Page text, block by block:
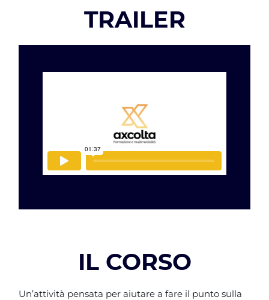
TRAILER
IL CORSO
Un’attività pensata per aiutare a fare il punto sulla